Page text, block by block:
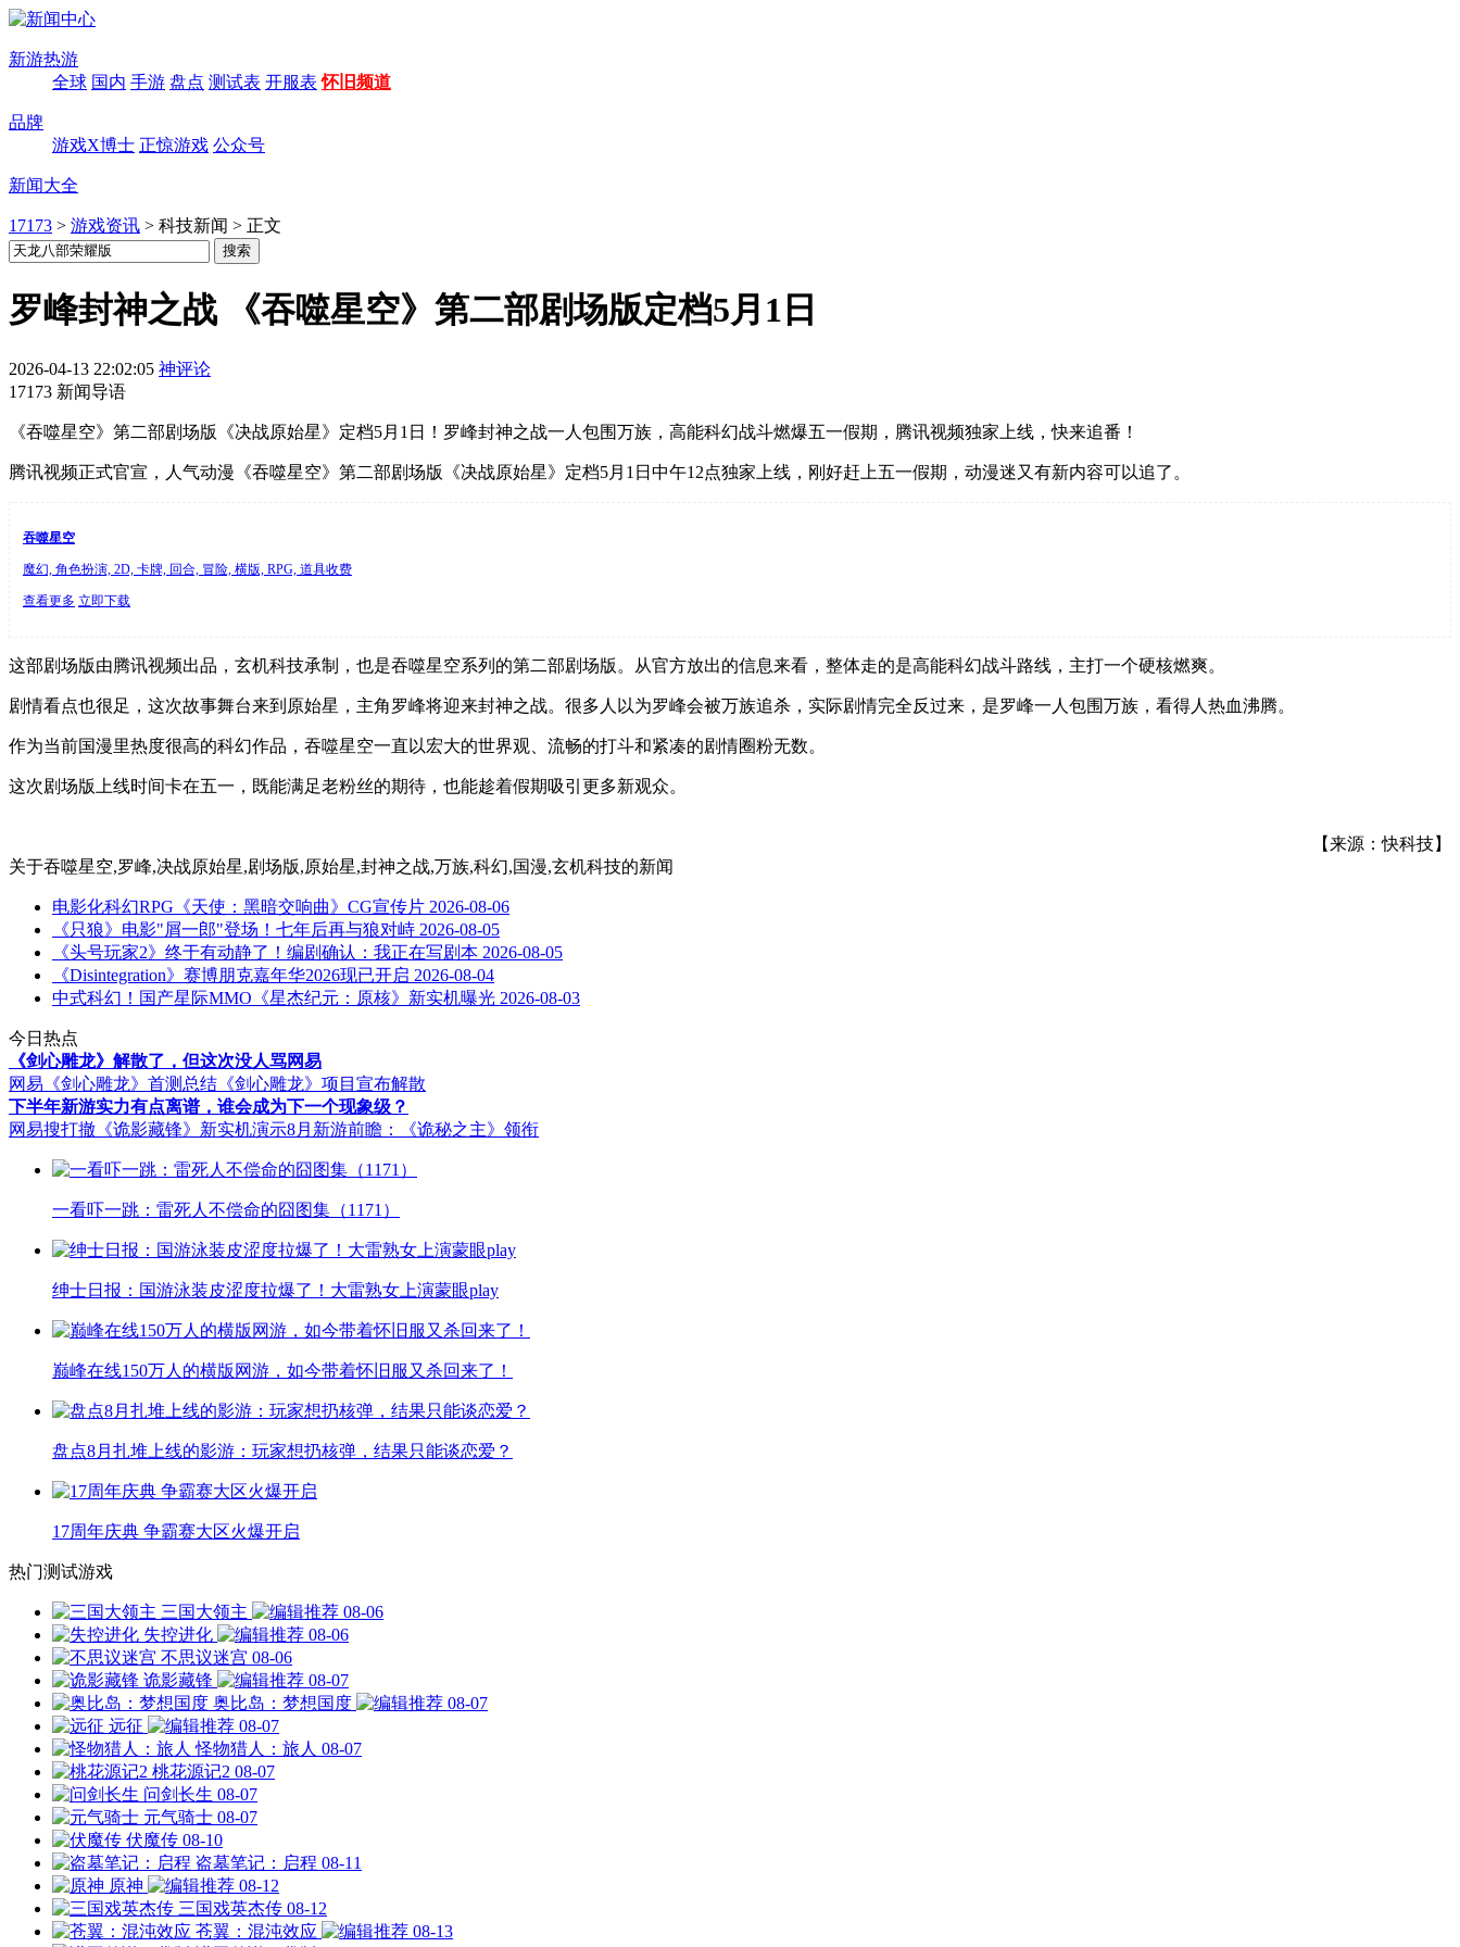
新游热游
全球 国内 手游 盘点 测试表 开服表 怀旧频道
品牌
游戏X博士 正惊游戏 公众号
新闻大全
17173 > 游戏资讯 > 科技新闻 > 正文
罗峰封神之战 《吞噬星空》第二部剧场版定档5月1日
2026-04-13 22:02:05 神评论
17173 新闻导语
《吞噬星空》第二部剧场版《决战原始星》定档5月1日！罗峰封神之战一人包围万族，高能科幻战斗燃爆五一假期，腾讯视频独家上线，快来追番！
腾讯视频正式官宣，人气动漫《吞噬星空》第二部剧场版《决战原始星》定档5月1日中午12点独家上线，刚好赶上五一假期，动漫迷又有新内容可以追了。
吞噬星空
魔幻, 角色扮演, 2D, 卡牌, 回合, 冒险, 横版, RPG, 道具收费
查看更多 立即下载
这部剧场版由腾讯视频出品，玄机科技承制，也是吞噬星空系列的第二部剧场版。从官方放出的信息来看，整体走的是高能科幻战斗路线，主打一个硬核燃爽。
剧情看点也很足，这次故事舞台来到原始星，主角罗峰将迎来封神之战。很多人以为罗峰会被万族追杀，实际剧情完全反过来，是罗峰一人包围万族，看得人热血沸腾。
作为当前国漫里热度很高的科幻作品，吞噬星空一直以宏大的世界观、流畅的打斗和紧凑的剧情圈粉无数。
这次剧场版上线时间卡在五一，既能满足老粉丝的期待，也能趁着假期吸引更多新观众。
【来源：快科技】
关于吞噬星空,罗峰,决战原始星,剧场版,原始星,封神之战,万族,科幻,国漫,玄机科技的新闻
电影化科幻RPG《天使：黑暗交响曲》CG宣传片 2026-08-06
《只狼》电影"屑一郎"登场！七年后再与狼对峙 2026-08-05
《头号玩家2》终于有动静了！编剧确认：我正在写剧本 2026-08-05
《Disintegration》赛博朋克嘉年华2026现已开启 2026-08-04
中式科幻！国产星际MMO《星杰纪元：原核》新实机曝光 2026-08-03
今日热点
《剑心雕龙》解散了，但这次没人骂网易
网易《剑心雕龙》首测总结 《剑心雕龙》项目宣布解散
下半年新游实力有点离谱，谁会成为下一个现象级？
网易搜打撤《诡影藏锋》新实机演示8月新游前瞻：《诡秘之主》领衔
一看吓一跳：雷死人不偿命的囧图集（1171）
绅士日报：国游泳装皮涩度拉爆了！大雷熟女上演蒙眼play
巅峰在线150万人的横版网游，如今带着怀旧服又杀回来了！
盘点8月扎堆上线的影游：玩家想扔核弹，结果只能谈恋爱？
17周年庆典 争霸赛大区火爆开启
热门测试游戏
三国大领主
08-06
失控进化
08-06
不思议迷宫 08-06
诡影藏锋
08-07
奥比岛：梦想国度
08-07
远征
08-07
怪物猎人：旅人 08-07
桃花源记2 08-07
问剑长生 08-07
元气骑士 08-07
伏魔传 08-10
盗墓笔记：启程 08-11
原神
08-12
三国戏英杰传 08-12
苍翼：混沌效应
08-13